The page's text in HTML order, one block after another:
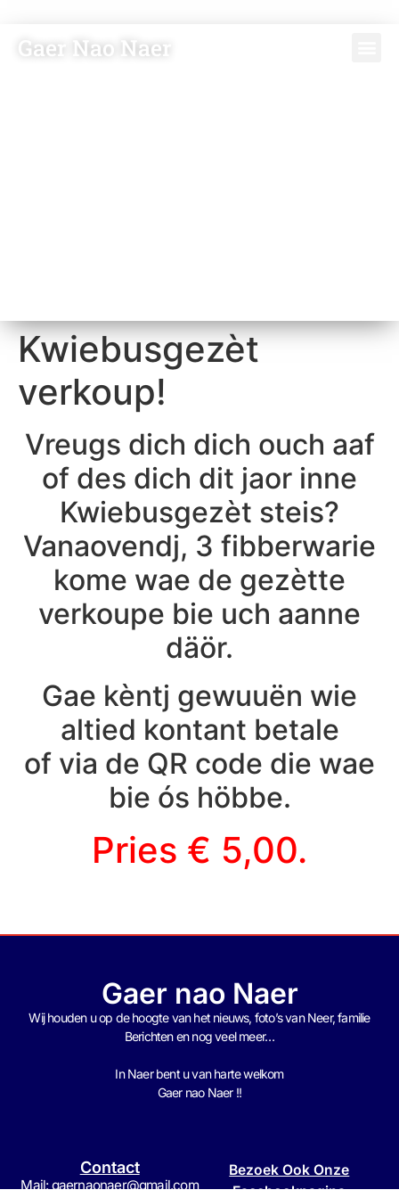
Gaer Nao Naer
Kwiebusgezèt
verkoup!
Vreugs dich dich ouch aaf
of des dich dit jaor inne
Kwiebusgezèt steis?
Vanaovendj, 3 fibberwarie
kome wae de gezètte
verkoupe bie uch aanne
däör.
Gae kèntj gewuuën wie
altied kontant betale
of via de QR code die wae
bie ós höbbe.
Pries € 5,00.
Gaer nao Naer
Wij houden u op de hoogte van het nieuws, foto’s van Neer, familie
Berichten en nog veel meer…
In Naer bent u van harte welkom
Gaer nao Naer !!
Contact
Mail: gaernaonaer@gmail.com
Bezoek Ook Onze
Facebookpagina